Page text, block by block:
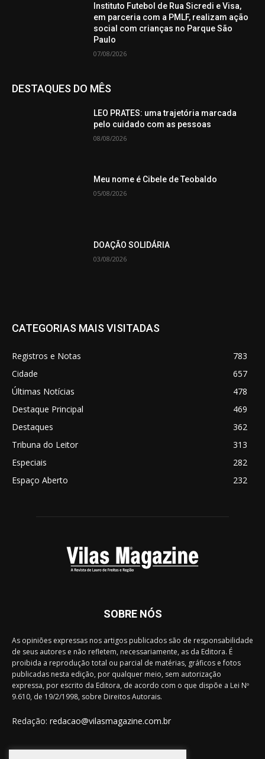
Instituto Futebol de Rua Sicredi e Visa,
em parceria com a PMLF, realizam ação
social com crianças no Parque São
Paulo
07/08/2026
DESTAQUES DO MÊS
LEO PRATES: uma trajetória marcada
pelo cuidado com as pessoas
08/08/2026
Meu nome é Cibele de Teobaldo
05/08/2026
DOAÇÃO SOLIDÁRIA
03/08/2026
CATEGORIAS MAIS VISITADAS
Registros e Notas
783
Cidade
657
Últimas Notícias
478
Destaque Principal
469
Destaques
362
Tribuna do Leitor
313
Especiais
282
Espaço Aberto
232
SOBRE NÓS
As opiniões expressas nos artigos publicados são de responsabilidade
de seus autores e não refletem, necessariamente, as da Editora. É
proibida a reprodução total ou parcial de matérias, gráficos e fotos
publicadas nesta edição, por qualquer meio, sem autorização
expressa, por escrito da Editora, de acordo com o que dispõe a Lei Nº
9.610, de 19/2/1998, sobre Direitos Autorais.
Redação: redacao@vilasmagazine.com.br